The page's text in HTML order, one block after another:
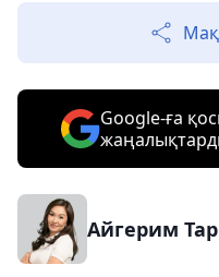
Google-ға
Айгерим